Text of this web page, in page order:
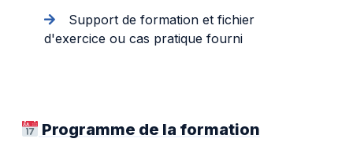
Support de formation et fichier
d'exercice ou cas pratique fourni
Programme de la formation